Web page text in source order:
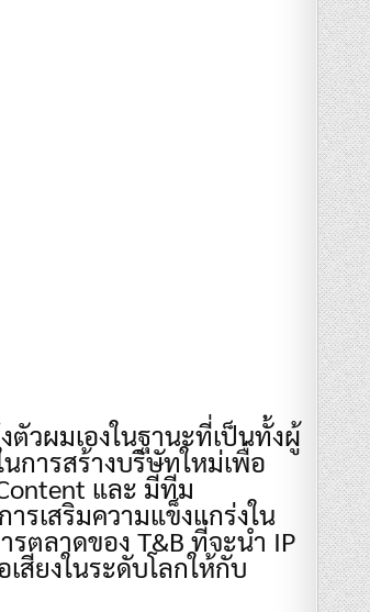
ตัวผมเองในฐานะที่เป็นทั้งผู้
การสร้างบริษัทใหม่เพื่อ
และ มีทีม
รเสริมความแข็งแกร่งใน
ตลาดของ T&B ที่จะนำ IP
สียงในระดับโลกให้กับ